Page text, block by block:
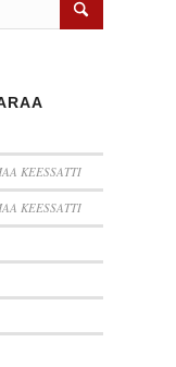
KEESSATTI
KEESSATTI